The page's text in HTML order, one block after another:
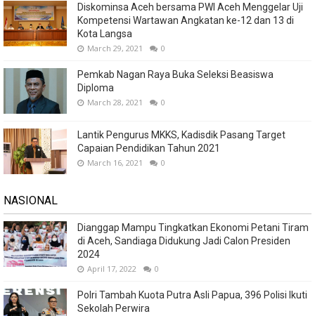
Diskominsa Aceh bersama PWI Aceh Menggelar Uji
Kompetensi Wartawan Angkatan ke-12 dan 13 di
Kota Langsa
March 29, 2021 0
Pemkab Nagan Raya Buka Seleksi Beasiswa
Diploma
March 28, 2021 0
Lantik Pengurus MKKS, Kadisdik Pasang Target
Capaian Pendidikan Tahun 2021
March 16, 2021 0
NASIONAL
Dianggap Mampu Tingkatkan Ekonomi Petani Tiram
di Aceh, Sandiaga Didukung Jadi Calon Presiden
2024
April 17, 2022 0
Polri Tambah Kuota Putra Asli Papua, 396 Polisi Ikuti
Sekolah Perwira